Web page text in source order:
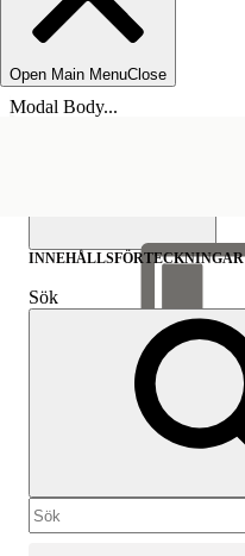
Open Main MenuClose
Modal Body...
Visa
innehållsförteckning
Innehållsförteckningar
INNEHÅLLSFÖRTECKNINGAR
Sök